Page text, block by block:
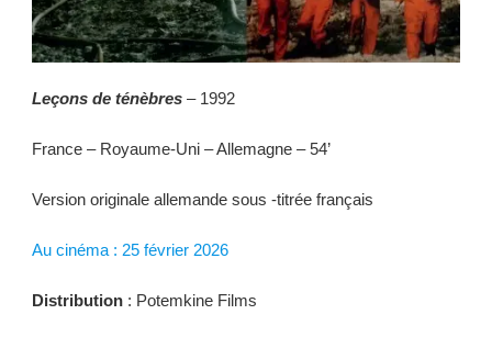
Leçons de ténèbres – 1992
France – Royaume-Uni – Allemagne – 54’
Version originale allemande sous -titrée français
Au cinéma : 25 février 2026
Distribution : Potemkine Films